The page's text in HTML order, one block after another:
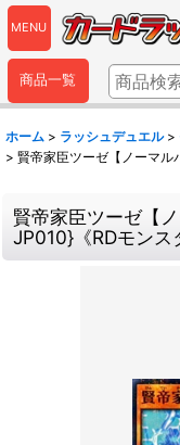
MENU
商品一覧
ホーム > ラッシュデュエル >
> 賢帝家臣ツーゼ【ノーマル
賢帝家臣ツーゼ【
JP010}《RDモンス